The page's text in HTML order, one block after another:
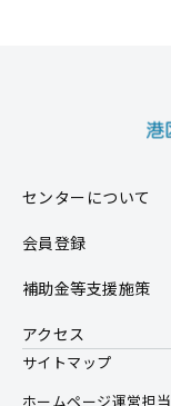
センターについて
会員登録
補助金等支援施策
アクセス
サイトマップ
ホームページ運営担当